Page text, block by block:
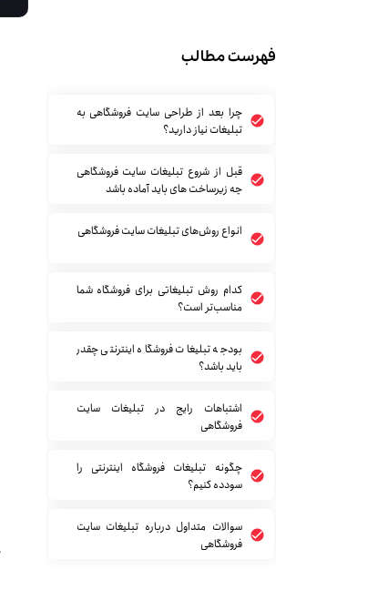
فهرست مطالب
چرا بعد از طراحی سایت فروشگاهی به
تبلیغات نیاز دارید؟
قبل از شروع تبلیغات سایت فروشگاهی
چه زیرساخت های باید آماده باشد
انواع روش‌های تبلیغات سایت فروشگاهی
کدام روش تبلیغاتی برای فروشگاه شما
مناسب‌تر است؟
بودجه تبلیغات فروشگاه اینترنتی چقدر
باید باشد؟
اشتباهات رایج در تبلیغات سایت
فروشگاهی
چگونه تبلیغات فروشگاه اینترنتی را
سودده کنیم؟
سوالات متداول درباره تبلیغات سایت
فروشگاهی